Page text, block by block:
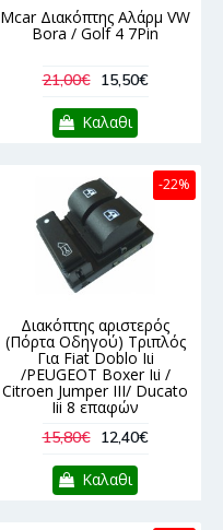
Mcar Διακόπτης Αλάρμ VW
Bora / Golf 4 7Pin
21,00€ 15,50€
Καλαθι
-22%
Διακόπτης αριστερός
(Πόρτα Οδηγού) Τριπλός
Για Fiat Doblo Iιi
/PEUGEOT Boxer Iιi /
Citroen Jumper IIΙ/ Ducato
Iii 8 επαφών
15,80€ 12,40€
Καλαθι